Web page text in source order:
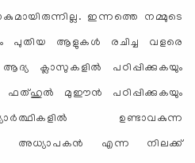
ഇന്നത്തെ നമ്മുടെ
പുതിയ ആളുകള്‍ രചിച്ച വളരെ
ക്ലാസുകളില്‍ പഠിപ്പിക്കുകയും
ഫത്ഹുല്‍ മുഈന്‍ പഠിപ്പിക്കുകയും
ഉണ്ടാവകുന്ന
അധ്യാപകന്‍ എന്ന നിലക്ക്